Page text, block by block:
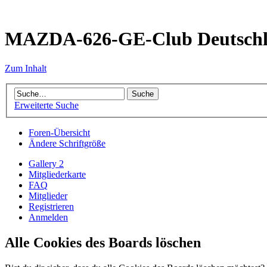
MAZDA-626-GE-Club
Zum Inhalt
Erweiterte Suche
Foren-Übersicht
Ändere Schriftgröße
Gallery 2
Mitgliederkarte
FAQ
Mitglieder
Registrieren
Anmelden
Alle Cookies des Boards löschen